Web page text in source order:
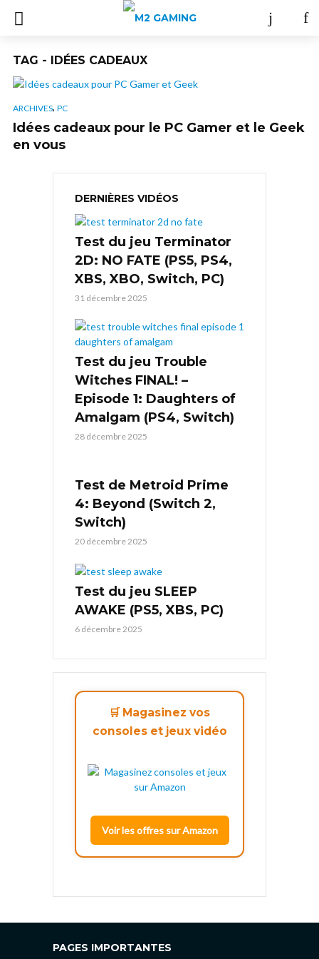
TAG - IDÉES CADEAUX
ARCHIVES, PC
Idées cadeaux pour le PC Gamer et le Geek
en vous
DERNIÈRES VIDÉOS
Test du jeu Terminator
2D: NO FATE (PS5, PS4,
XBS, XBO, Switch, PC)
31 décembre 2025
Test du jeu Trouble
Witches FINAL! –
Episode 1: Daughters of
Amalgam (PS4, Switch)
28 décembre 2025
Test de Metroid Prime
4: Beyond (Switch 2,
Switch)
20 décembre 2025
Test du jeu SLEEP
AWAKE (PS5, XBS, PC)
6 décembre 2025
🛒 Magasinez vos
consoles et jeux vidéo
Voir les offres sur Amazon
PAGES IMPORTANTES